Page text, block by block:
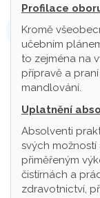
Profilace
Kromě
učebním
to zejména na
přípravě a
mandlování.
Uplatnění
Absolventi
svých
přiměřeným
čistírnách a
zdravotnictví,